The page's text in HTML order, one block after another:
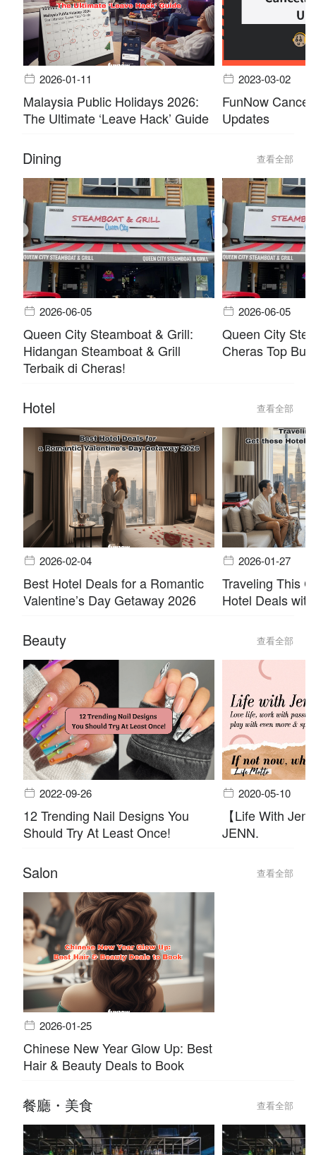
2026-01-11
Malaysia Public Holidays 2026:
The Ultimate ‘Leave Hack’ Guide
2023-03-02
FunNow
Updates
Dining 查看全部
2026-06-05
Queen City Steamboat & Grill:
Hidangan Steamboat & Grill
Terbaik di Cheras!
2026-06-05
Queen City
Cheras Top
Hotel 查看全部
2026-02-04
Best Hotel Deals for a Romantic
Valentine’s Day Getaway 2026
2026-01-27
Traveling This
Hotel Deals
Beauty 查看全部
2022-09-26
12 Trending Nail Designs You
Should Try At Least Once!
2020-05-10
【Life With
JENN.
Salon 查看全部
2026-01-25
Chinese New Year Glow Up: Best
Hair & Beauty Deals to Book
餐廳・美食 查看全部